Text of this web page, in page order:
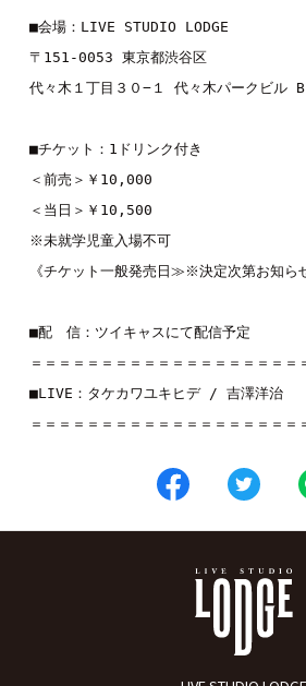
■会場：LIVE STUDIO LODGE
〒151-0053 東京都渋谷区
代々木１丁目３０−１ 代々木パークビル
■チケット：1ドリンク付き
＜前売＞￥10,000
＜当日＞￥10,500
※未就学児童入場不可
《チケット一般発売日≫※決定次第お知ら
■配　信：ツイキャスにて配信予定
＝＝＝＝＝＝＝＝＝＝＝＝＝＝＝＝＝＝＝
■LIVE：タケカワユキヒデ / 吉澤洋治
＝＝＝＝＝＝＝＝＝＝＝＝＝＝＝＝＝＝＝